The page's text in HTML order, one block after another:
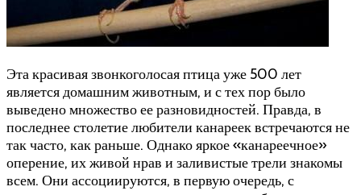
Эта красивая звонкоголосая птица уже 500 лет
является домашним животным, и с тех пор было
выведено множество ее разновидностей. Правда, в
последнее столетие любители канареек встречаются не
так часто, как раньше. Однако яркое «канареечное»
оперение, их живой нрав и заливистые трели знакомы
всем. Они ассоциируются, в первую очередь, с